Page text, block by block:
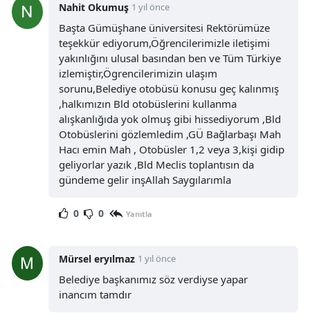
Karabük
Kilis
Osmaniye
Düzce
Nahit Okumuş 1 yıl önce
Başta Gümüşhane üniversitesi Rektörümüze
teşekkür ediyorum,Öğrencilerimizle iletişimi
yakınlığını ulusal basından ben ve Tüm Türkiye
izlemiştir,Ögrencilerimizin ulaşım
sorunu,Belediye otobüsü konusu geç kalınmış
,halkımızın Bld otobüslerini kullanma
alışkanlığıda yok olmuş gibi hissediyorum ,Bld
Otobüslerini gözlemledim ,GÜ Bağlarbaşı Mah
Hacı emin Mah , Otobüsler 1,2 veya 3,kişi gidip
geliyorlar yazık ,Bld Meclis toplantısın da
gündeme gelir inşAllah Saygılarımla
0 0 Yanıtla
Mürsel eryılmaz 1 yıl önce
Belediye başkanımız söz verdiyse yapar
inancım tamdır